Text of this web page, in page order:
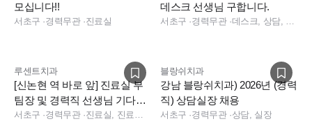
모십니다!!
서초구 ·경력무관·진료실
데스크 선생님 구합니다.
서초구 ·경력무관· 데스크, 상담, 데스크, 상담, 전화응대(CS)
루센트치과
[신논현 역 바로 앞] 진료실 부
팀장 및 경력직 선생님 기다립
니다.
서초구 ·경력무관· 진료실, 진료팀장
블랑쉬치과
강남 블랑쉬치과) 2026년 (경력
직) 상담실장 채용
서초구 ·경력무관·상담, 실장